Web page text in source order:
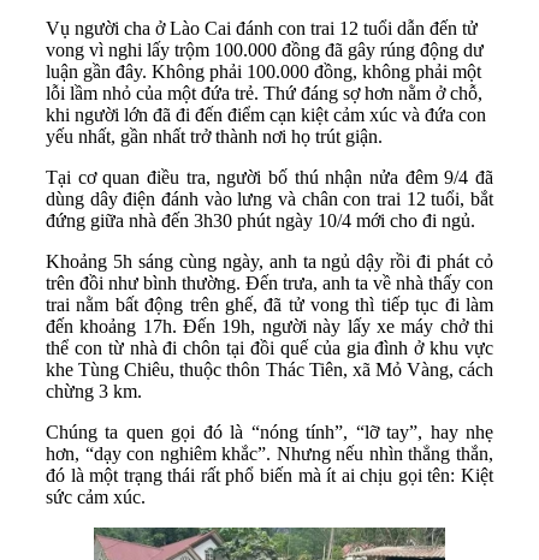
Vụ người cha ở Lào Cai đánh con trai 12 tuổi dẫn đến tử
vong vì nghi lấy trộm 100.000 đồng đã gây rúng động dư
luận gần đây. Không phải 100.000 đồng, không phải một
lỗi lầm nhỏ của một đứa trẻ. Thứ đáng sợ hơn nằm ở chỗ,
khi người lớn đã đi đến điểm cạn kiệt cảm xúc và đứa con
yếu nhất, gần nhất trở thành nơi họ trút giận.
Tại cơ quan điều tra, người bố thú nhận nửa đêm 9/4 đã
dùng dây điện đánh vào lưng và chân con trai 12 tuổi, bắt
đứng giữa nhà đến 3h30 phút ngày 10/4 mới cho đi ngủ.
Khoảng 5h sáng cùng ngày, anh ta ngủ dậy rồi đi phát cỏ
trên đồi như bình thường. Đến trưa, anh ta về nhà thấy con
trai nằm bất động trên ghế, đã tử vong thì tiếp tục đi làm
đến khoảng 17h. Đến 19h, người này lấy xe máy chở thi
thể con từ nhà đi chôn tại đồi quế của gia đình ở khu vực
khe Tùng Chiêu, thuộc thôn Thác Tiên, xã Mỏ Vàng, cách
chừng 3 km.
Chúng ta quen gọi đó là “nóng tính”, “lỡ tay”, hay nhẹ
hơn, “dạy con nghiêm khắc”. Nhưng nếu nhìn thẳng thắn,
đó là một trạng thái rất phổ biến mà ít ai chịu gọi tên: Kiệt
sức cảm xúc.